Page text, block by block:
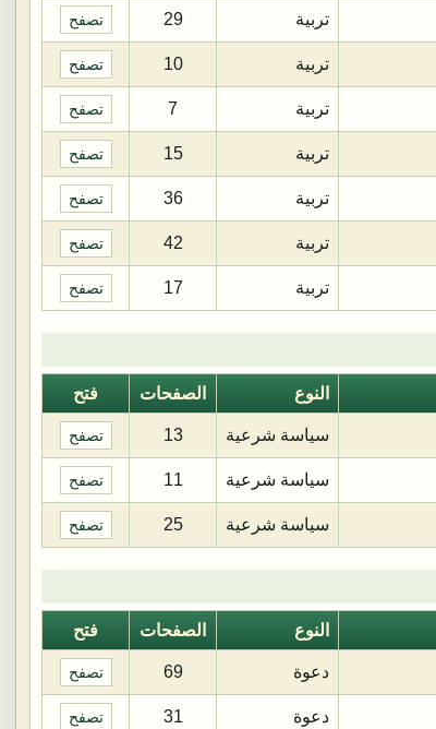
تربية 29 تصفح
تربية 10 تصفح
تربية 7 تصفح
تربية 15 تصفح
تربية 36 تصفح
تربية 42 تصفح
تربية 17 تصفح
النوع الصفحات فتح
سياسة شرعية 13 تصفح
سياسة شرعية 11 تصفح
سياسة شرعية 25 تصفح
النوع الصفحات فتح
دعوة 69 تصفح
دعوة 31 تصفح